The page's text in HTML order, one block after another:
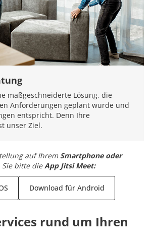
maßgeschneiderte Lösung, die
Anforderungen geplant wurde und
entspricht. Denn Ihre
unser Ziel.
auf Ihrem Smartphone oder
bitte dieApp Jitsi Meet:
Download für Android
rund um Ihren